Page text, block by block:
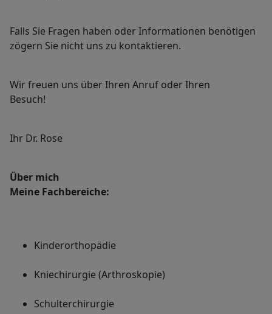
Falls Sie Fragen haben oder Informationen benötigen
zögern Sie nicht uns zu kontaktieren.
Wir freuen uns über Ihren Anruf oder Ihren
Besuch!
Ihr Dr. Rose
Über mich
Meine Fachbereiche:
Kinderorthopädie
Kniechirurgie (Arthroskopie)
Schulterchirurgie